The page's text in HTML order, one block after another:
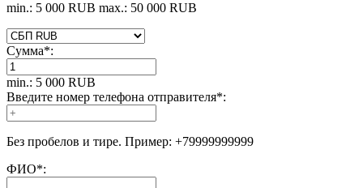
min.: 5 000 RUB max.: 50 000 RUB
Сумма*:
min.: 5 000 RUB
Введите номер телефона отправителя*:
Без пробелов и тире. Пример: +79999999999
ФИО*: